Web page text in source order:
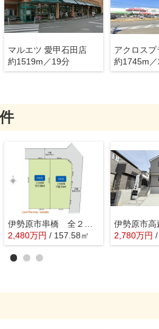
マルエツ 愛甲石田店
約1519m／19分
アクロス
約1745m
伊勢原市串橋 全２区画 建築条件ナシ売地
2,480万円 / 157.58㎡ 2,780万円